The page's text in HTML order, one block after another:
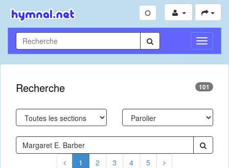
Toggle
Recherche 101
1 2 3 4 5